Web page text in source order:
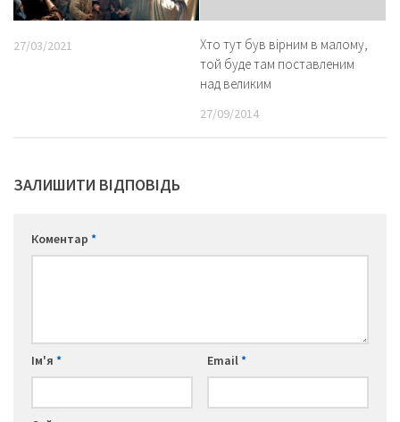
27/03/2021
Хто тут був вірним в малому,
той буде там поставленим
над великим
27/09/2014
ЗАЛИШИТИ ВІДПОВІДЬ
Коментар *
Ім'я * Email*